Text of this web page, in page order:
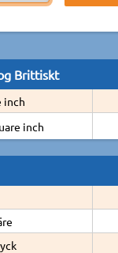
Brittiskt
inch
inch